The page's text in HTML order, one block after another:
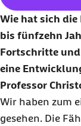
Wie hat sich
bis fünfzehn
Fortschritte und
eine
Professor
Wir haben zum
gesehen. Die